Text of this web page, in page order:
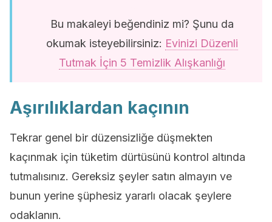
Bu makaleyi beğendiniz mi? Şunu da
okumak isteyebilirsiniz: Evinizi Düzenli
Tutmak İçin 5 Temizlik Alışkanlığı
Aşırılıklardan kaçının
Tekrar genel bir düzensizliğe düşmekten
kaçınmak için tüketim dürtüsünü kontrol altında
tutmalısınız. Gereksiz şeyler satın almayın ve
bunun yerine şüphesiz yararlı olacak şeylere
odaklanın.